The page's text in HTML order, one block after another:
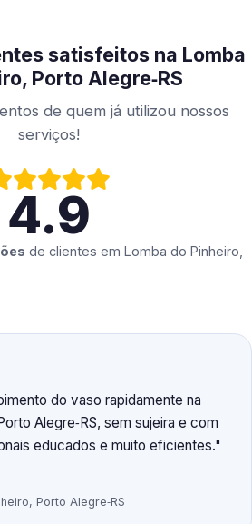
satisfeitos na Lomba
Porto Alegre‑RS
de quem já utilizou nossos
serviços!
4.9
de clientes em Lomba do Pinheiro,
do vaso rapidamente na
Alegre‑RS, sem sujeira e com
educados e muito eficientes.
Porto Alegre‑RS